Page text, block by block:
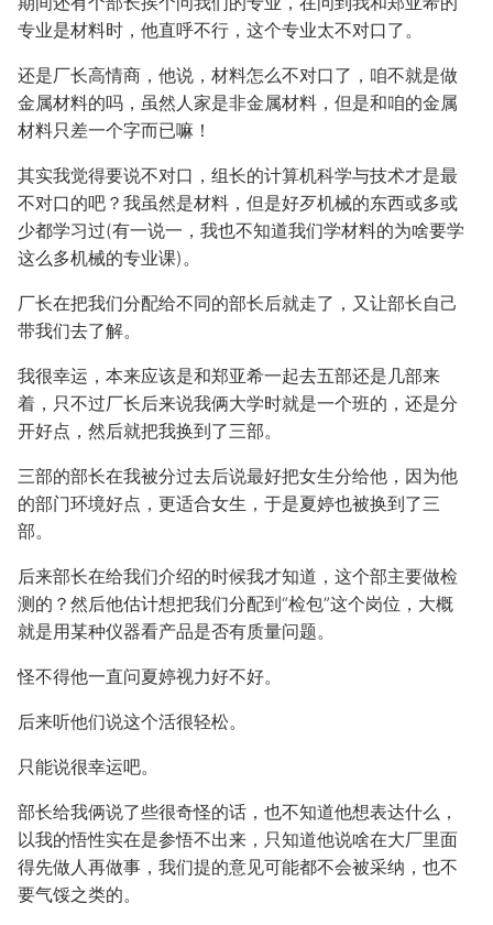
专业是材料时，他直呼不行，这个专业太不对口了。
还是厂长高情商，他说，材料怎么不对口了，咱不就是做
金属材料的吗，虽然人家是非金属材料，但是和咱的金属
材料只差一个字而已嘛！
其实我觉得要说不对口，组长的计算机科学与技术才是最
不对口的吧？我虽然是材料，但是好歹机械的东西或多或
少都学习过(有一说一，我也不知道我们学材料的为啥要学
这么多机械的专业课)。
厂长在把我们分配给不同的部长后就走了，又让部长自己
带我们去了解。
我很幸运，本来应该是和郑亚希一起去五部还是几部来
着，只不过厂长后来说我俩大学时就是一个班的，还是分
开好点，然后就把我换到了三部。
三部的部长在我被分过去后说最好把女生分给他，因为他
的部门环境好点，更适合女生，于是夏婷也被换到了三
部。
后来部长在给我们介绍的时候我才知道，这个部主要做检
测的？然后他估计想把我们分配到“检包”这个岗位，大概
就是用某种仪器看产品是否有质量问题。
怪不得他一直问夏婷视力好不好。
后来听他们说这个活很轻松。
只能说很幸运吧。
部长给我俩说了些很奇怪的话，也不知道他想表达什么，
以我的悟性实在是参悟不出来，只知道他说啥在大厂里面
得先做人再做事，我们提的意见可能都不会被采纳，也不
要气馁之类的。